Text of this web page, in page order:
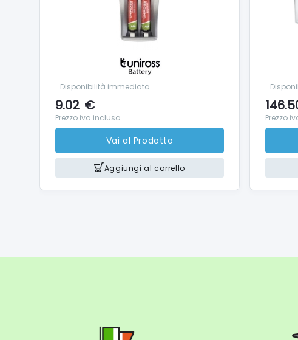
Disponibilità immediata
9.02 €
Prezzo iva inclusa
Vai al Prodotto
Aggiungi al carrello
Prezzo